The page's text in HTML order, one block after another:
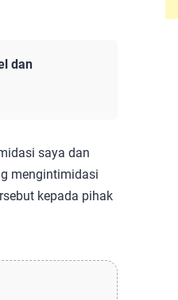
dan
saya dan
mengintimidasi
kepada pihak